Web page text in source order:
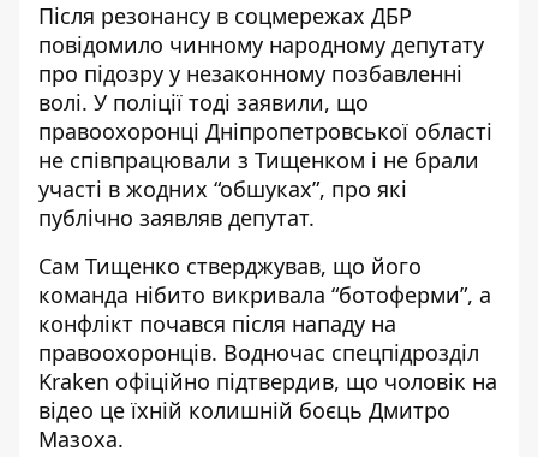
Після резонансу в соцмережах ДБР
повідомило чинному народному депутату
про підозру у незаконному позбавленні
волі. У поліції тоді заявили, що
правоохоронці Дніпропетровської області
не співпрацювали з Тищенком і не брали
участі в жодних “обшуках”, про які
публічно заявляв депутат.
Сам Тищенко стверджував, що його
команда нібито викривала “ботоферми”, а
конфлікт почався після нападу на
правоохоронців. Водночас спецпідрозділ
Kraken офіційно підтвердив, що чоловік на
відео це їхній колишній боєць Дмитро
Мазоха.